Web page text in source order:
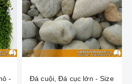
-
Đá cuội, Đá cục lớn - Size